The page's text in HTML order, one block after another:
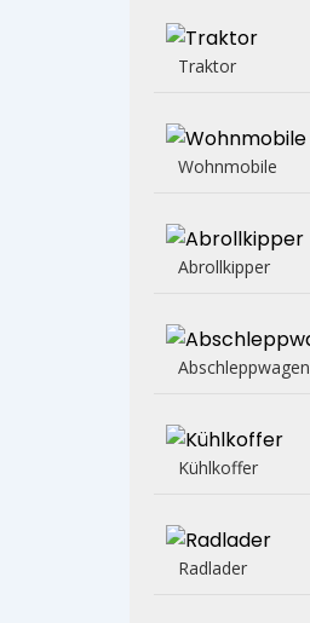
Traktor
Wohnmobile
Abrollkipper
Abschleppwagen
Kühlkoffer
Radlader